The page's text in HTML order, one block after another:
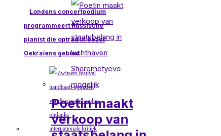
Londens concertpodium
programmeert Russische
pianist die optrad in bezet
Oekraïens gebied
Poetin maakt
verkoop van